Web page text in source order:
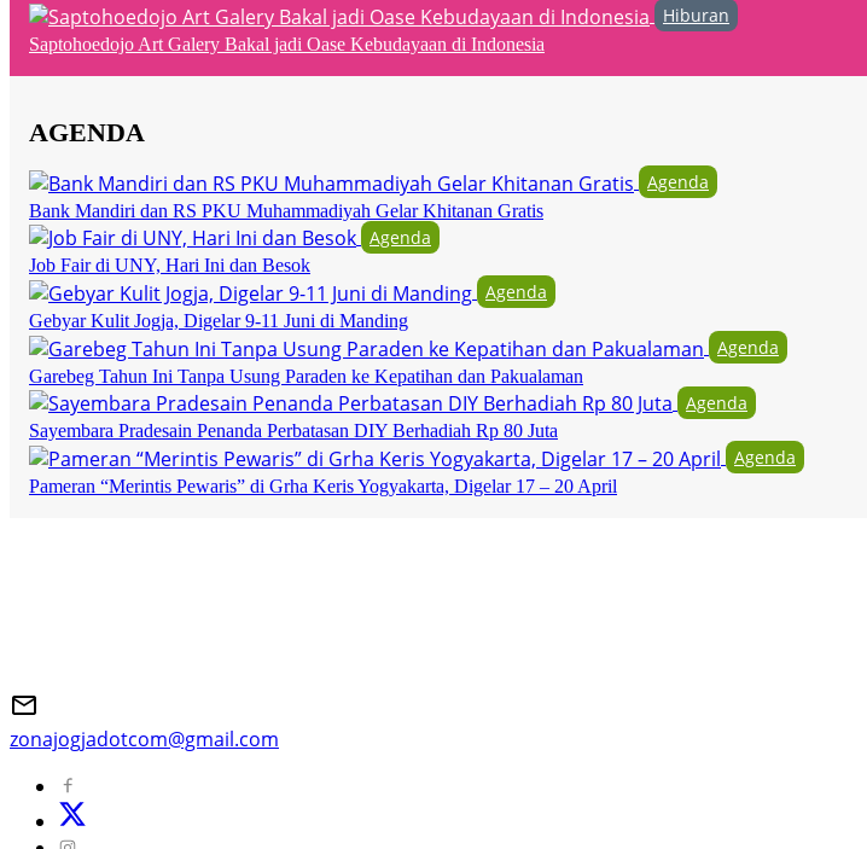
Hiburan
Saptohoedojo Art Galery Bakal jadi Oase Kebudayaan di Indonesia
AGENDA
Agenda
Bank Mandiri dan RS PKU Muhammadiyah Gelar Khitanan Gratis
Agenda
Job Fair di UNY, Hari Ini dan Besok
Agenda
Gebyar Kulit Jogja, Digelar 9-11 Juni di Manding
Agenda
Garebeg Tahun Ini Tanpa Usung Paraden ke Kepatihan dan Pakualaman
Agenda
Sayembara Pradesain Penanda Perbatasan DIY Berhadiah Rp 80 Juta
Agenda
Pameran “Merintis Pewaris” di Grha Keris Yogyakarta, Digelar 17 – 20 April
zonajogjadotcom@gmail.com